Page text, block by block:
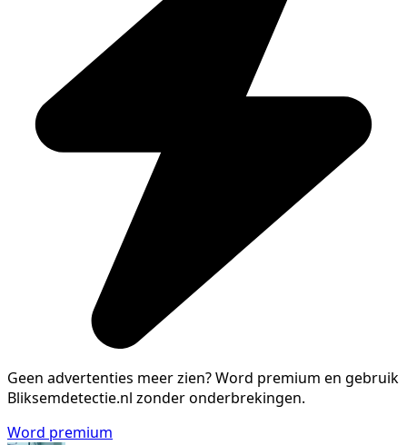
Geen advertenties meer zien?Word premium en gebruik
Bliksemdetectie.nl zonder onderbrekingen.
Word premium